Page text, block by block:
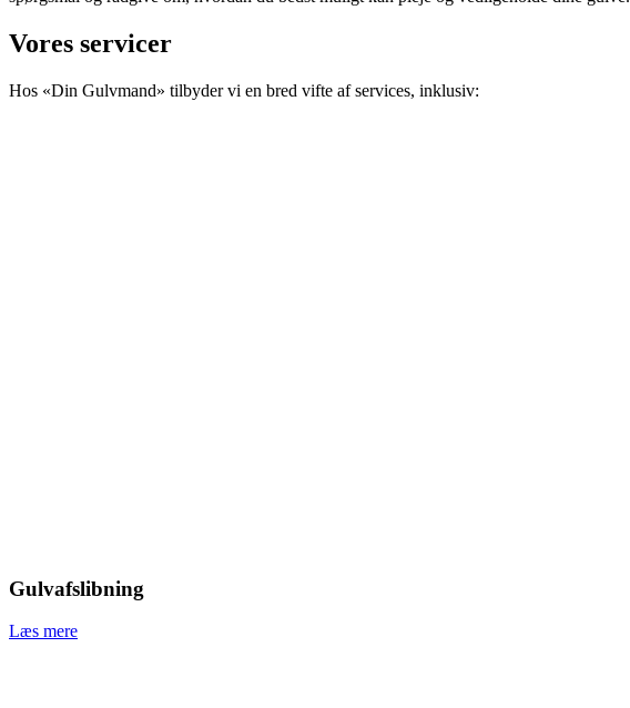
Vores servicer
Hos «Din Gulvmand» tilbyder vi en bred vifte af services, inklusiv:
Gulvafslibning
Læs mere